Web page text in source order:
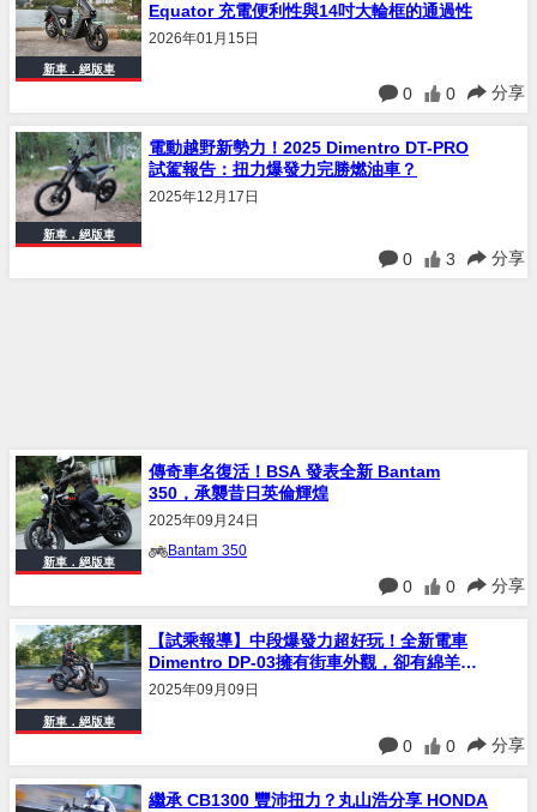
新車．絕版車
Equator 充電便利性與14吋大輪框的通過性
2026年01月15日
0 0 分享
新車．絕版車
電動越野新勢力！2025 Dimentro DT-PRO
試駕報告：扭力爆發力完勝燃油車？
2025年12月17日
0 3 分享
新車．絕版車
傳奇車名復活！BSA 發表全新 Bantam
350，承襲昔日英倫輝煌
2025年09月24日
Bantam 350
0 0 分享
新車．絕版車
【試乘報導】中段爆發力超好玩！全新電車
Dimentro DP-03擁有街車外觀，卻有綿羊般
的靈活操控
2025年09月09日
0 0 分享
繼承 CB1300 豐沛扭力？丸山浩分享 HONDA